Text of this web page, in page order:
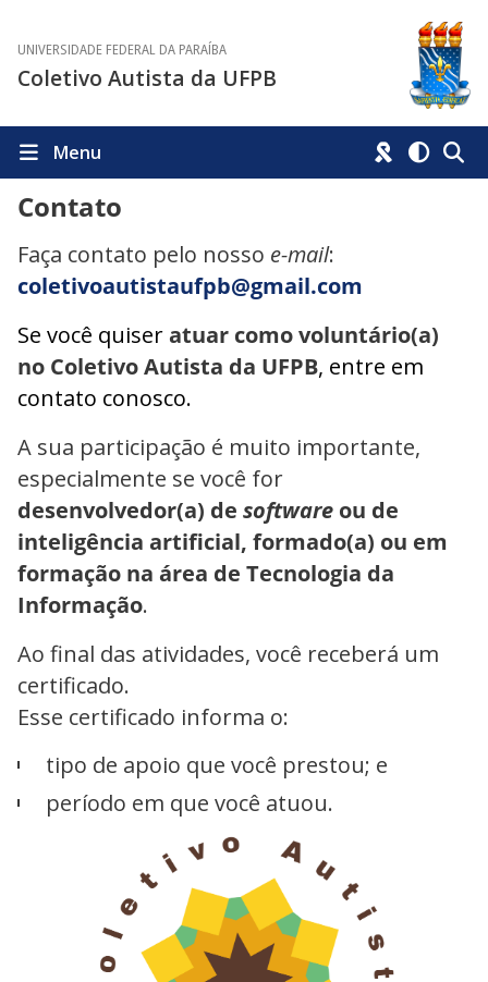
UNIVERSIDADE FEDERAL DA PARAÍBA
Coletivo Autista da UFPB
Menu
Contato
Faça contato pelo nosso e-mail:
coletivoautistaufpb@gmail.com
Se você quiseratuar como voluntário(a)
no Coletivo Autista da UFPB, entre em
contato conosco.
A sua participação é muito importante,
especialmente se você for
desenvolvedor(a) de software ou de
inteligência artificial, formado(a) ou em
formação na área de Tecnologia da
Informação.
Ao final das atividades, você receberá um
certificado.
Esse certificado informa o:
tipo de apoio que você prestou; e
período em que você atuou.